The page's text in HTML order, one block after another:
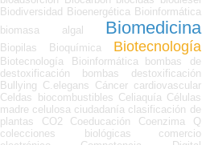
Biodiversidad
Bioenergética Bioinformática
biomasa algal
Biomedicina
Biopilas Bioquímica Biotecnología
Biotecnología Bioinformática
bombas de
destoxificación
bombas destoxificación
Bullying C.elegans Cáncer cardiovascular
Celdas biocombustibles Celiaquía Células
madre celulosa ciudadanía clasificación de
plantas
CO2 Coeducación
Coenzima Q
colecciones biológicas
comercio